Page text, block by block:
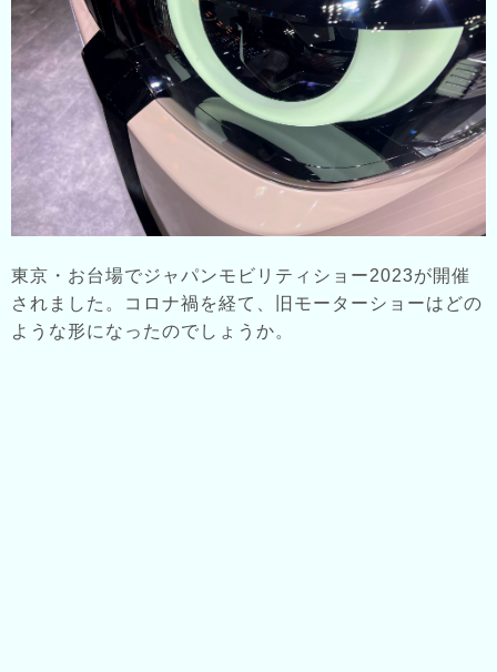
東京・お台場でジャパンモビリティショー2023が開催
されました。コロナ禍を経て、旧モーターショーはどの
ような形になったのでしょうか。